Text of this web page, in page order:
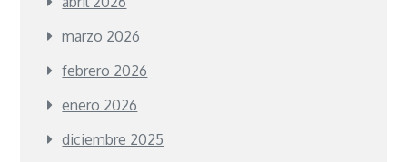
marzo 2026
febrero 2026
enero 2026
diciembre 2025